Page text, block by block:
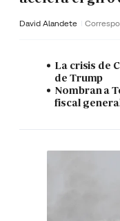
David Alandete
La crisis de
de Trump
Nombran a
fiscal